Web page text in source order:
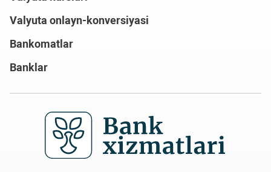
Valyuta onlayn-konversiyasi
Bankomatlar
Banklar